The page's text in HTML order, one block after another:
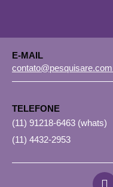
E-MAIL
TELEFONE
(11) 91218-6463 (whats)
(11) 4432-2953